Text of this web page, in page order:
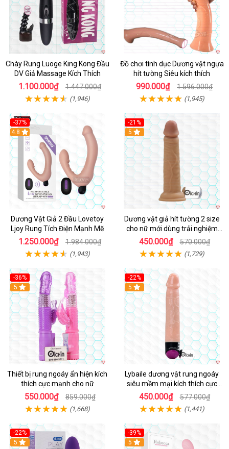
Chày Rung Luoge King Kong Đầu
DV Giả Massage Kích Thích
1.100.000₫ 1.447.000₫
(1,946)
Đồ chơi tình dục Dương vật ngựa
hít tường Siêu kích thích
990.000₫ 1.596.000₫
(1,945)
-37%
Hot
4.8
Dương Vật Giả 2 Đầu Lovetoy
Ljoy Rung Tích Điện Mạnh Mẽ
1.250.000₫ 1.984.000₫
(1,943)
-21%
Hot
5
Dương vật giả hít tường 2 size
cho nữ mới dùng trải nghiệm
thật
450.000₫ 570.000₫
(1,729)
-36%
Hot
5
Thiết bị rung ngoáy ẩn hiện kích
thích cực mạnh cho nữ
550.000₫ 859.000₫
(1,668)
-22%
Hot
5
Lybaile dương vật rung ngoáy
siêu mềm mại kích thích cực
mạnh
450.000₫ 577.000₫
(1,441)
-22%
Hot
5
-39%
Hot
5